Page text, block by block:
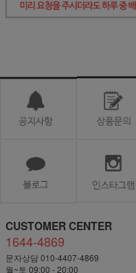
CUSTOMER CENTER
1644-4869
문자상담 010-4407-4869
월~토 09:00 - 20:00